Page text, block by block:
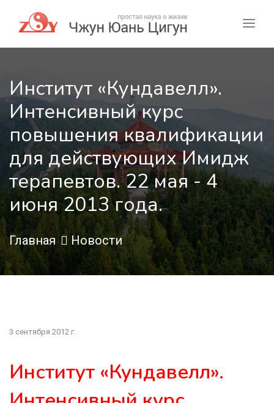
Институт «Кундавелл».
Интенсивный курс
повышения квалификации
для действующих Имидж
терапевтов. 22 мая - 4
июня 2013 года.
Главная Новости
3 сентября 2012 г.
Институт «Кундавелл».